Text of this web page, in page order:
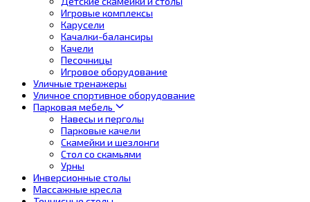
Игровые комплексы
Карусели
Качалки-балансиры
Качели
Песочницы
Игровое оборудование
Уличные тренажеры
Уличное спортивное оборудование
Парковая мебель
Навесы и перголы
Парковые качели
Скамейки и шезлонги
Стол со скамьями
Урны
Инверсионные столы
Массажные кресла